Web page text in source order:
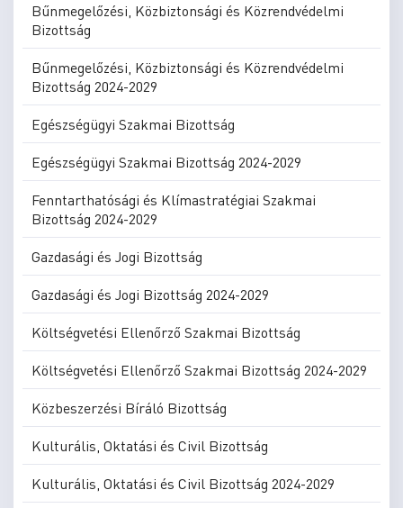
Bűnmegelőzési, Közbiztonsági és Közrendvédelmi
Bizottság
Bűnmegelőzési, Közbiztonsági és Közrendvédelmi
Bizottság 2024-2029
Egészségügyi Szakmai Bizottság
Egészségügyi Szakmai Bizottság 2024-2029
Fenntarthatósági és Klímastratégiai Szakmai
Bizottság 2024-2029
Gazdasági és Jogi Bizottság
Gazdasági és Jogi Bizottság 2024-2029
Költségvetési Ellenőrző Szakmai Bizottság
Költségvetési Ellenőrző Szakmai Bizottság 2024-2029
Közbeszerzési Bíráló Bizottság
Kulturális, Oktatási és Civil Bizottság
Kulturális, Oktatási és Civil Bizottság 2024-2029